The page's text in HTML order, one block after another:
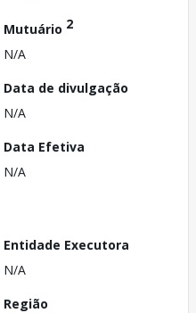
Mutuário 2
N/A
Data de divulgação
N/A
Data Efetiva
N/A
Entidade Executora
N/A
Região